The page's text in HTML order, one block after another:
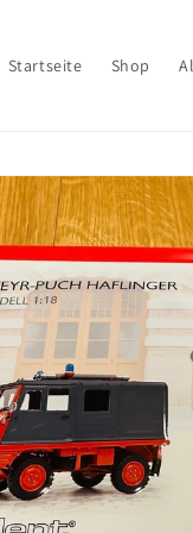
Startseite Shop